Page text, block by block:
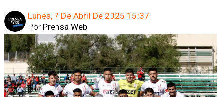
Lunes, 7 De Abril De 2025 15:37
Prensa Web
Por